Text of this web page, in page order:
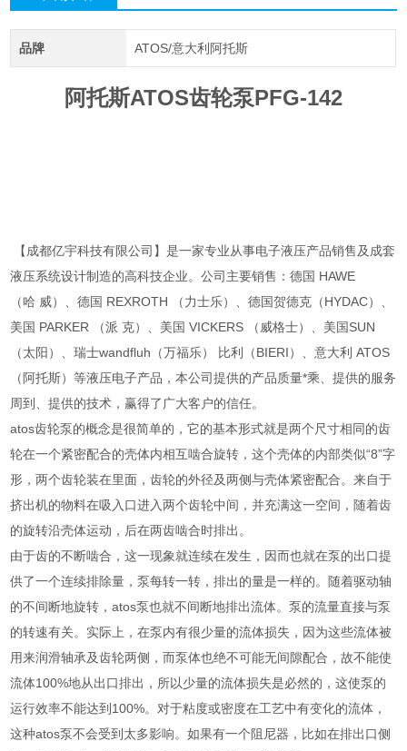
品牌 ATOS/意大利阿托斯
阿托斯ATOS齿轮泵PFG-142
【成都亿宇科技有限公司】是一家专业从事电子液压产品销售及成套
液压系统设计制造的高科技企业。公司主要销售：德国 HAWE
（哈 威）、德国 REXROTH （力士乐）、德国贺德克（HYDAC）、
美国 PARKER （派 克）、美国 VICKERS （威格士）、美国SUN
（太阳）、瑞士wandfluh（万福乐） 比利（BIERI）、意大利 ATOS
（阿托斯）等液压电子产品，本公司提供的产品质量*乘、提供的服务
周到、提供的技术，赢得了广大客户的信任。
atos齿轮泵的概念是很简单的，它的基本形式就是两个尺寸相同的齿
轮在一个紧密配合的壳体内相互啮合旋转，这个壳体的内部类似“8”字
形，两个齿轮装在里面，齿轮的外径及两侧与壳体紧密配合。来自于
挤出机的物料在吸入口进入两个齿轮中间，并充满这一空间，随着齿
的旋转沿壳体运动，后在两齿啮合时排出。
由于齿的不断啮合，这一现象就连续在发生，因而也就在泵的出口提
供了一个连续排除量，泵每转一转，排出的量是一样的。随着驱动轴
的不间断地旋转，atos泵也就不间断地排出流体。泵的流量直接与泵
的转速有关。实际上，在泵内有很少量的流体损失，因为这些流体被
用来润滑轴承及齿轮两侧，而泵体也绝不可能无间隙配合，故不能使
流体100%地从出口排出，所以少量的流体损失是必然的，这使泵的
运行效率不能达到100%。对于粘度或密度在工艺中有变化的流体，
这种atos泵不会受到太多影响。如果有一个阻尼器，比如在排出口侧